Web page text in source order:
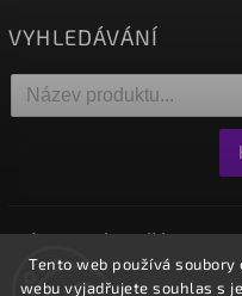
Tento web používá
webu vyjadřujete souhlas s
VYHLEDÁVÁNÍ